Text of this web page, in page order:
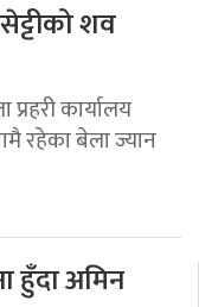
शव
कार्यालय
रहेका बेला ज्यान
हुँदा अमिन